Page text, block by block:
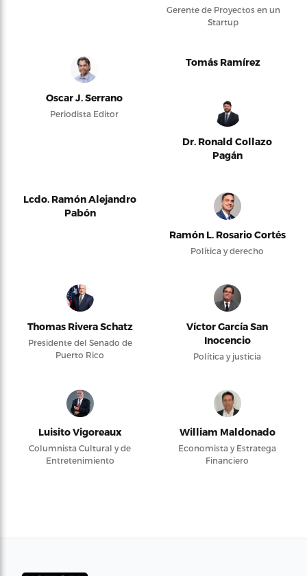
Gerente de Proyectos en un
Startup
Oscar J. Serrano
Periodista Editor
Tomás Ramírez
Dr. Ronald Collazo
Pagán
Lcdo. Ramón Alejandro
Pabón
Ramón L. Rosario Cortés
Política y derecho
Thomas Rivera Schatz
Presidente del Senado de
Puerto Rico
Víctor García San
Inocencio
Política y justicia
Luisito Vigoreaux
Columnista Cultural y de
Entretenimiento
William Maldonado
Economista y Estratega
Financiero